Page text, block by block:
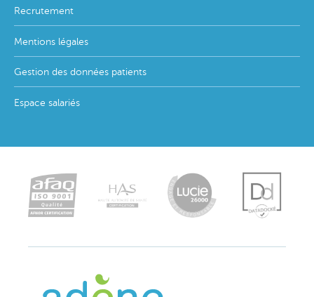
Recrutement
Mentions légales
Gestion des données patients
Espace salariés